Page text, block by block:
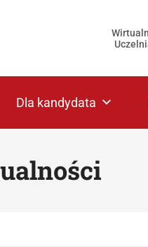
Dla kandydata